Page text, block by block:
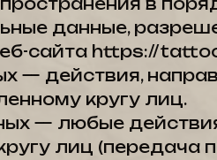
данные,
сайта https://
— действия,
кругу лиц.
— любые
лиц (передача